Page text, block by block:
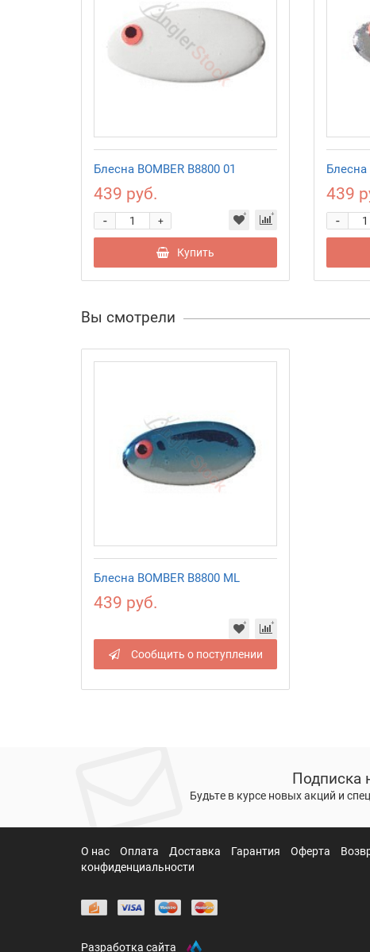
Блесна BOMBER B8800 01
439 руб.
+
-
Купить
Блесна
439
-
Вы смотрели
Блесна BOMBER B8800 ML
439 руб.
Сообщить о поступлении
Подписка
Будьте в курсе новых акций и
О нас Оплата Доставка Гарантия Оферта
конфиденциальности
Разработка сайта